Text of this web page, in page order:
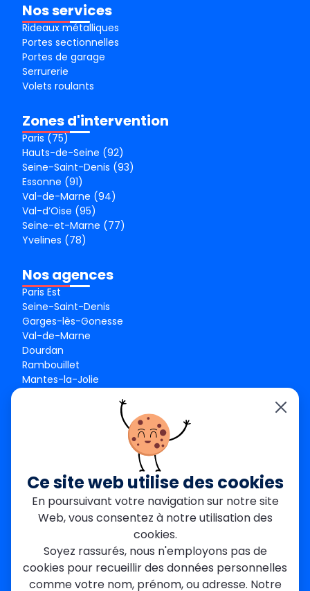
Nos services
Rideaux métalliques
Portes sectionnelles
Portes de garage
Serrurerie
Volets roulants
Zones d'intervention
Paris (75)
Hauts-de-Seine (92)
Seine-Saint-Denis (93)
Essonne (91)
Val-de-Marne (94)
Val-d’Oise (95)
Seine-et-Marne (77)
Yvelines (78)
Nos agences
Paris Est
Seine-Saint-Denis
Garges-lès-Gonesse
Val-de-Marne
Dourdan
Rambouillet
Mantes-la-Jolie
contact@metallerie-grand-paris.com
46 bis Av. du Maine, 75015 Paris
Mentions légales
Politique De Confidentialité
Cookies
CGV
Engagements Clients
À propos
Blog Plan du site Avis FAQ
Ce site web utilise des cookies
En poursuivant votre navigation sur notre site
Web, vous consentez à notre utilisation des
cookies.
Soyez rassurés, nous n'employons pas de
cookies pour recueillir des données personnelles
comme votre nom, prénom, ou adresse. Notre